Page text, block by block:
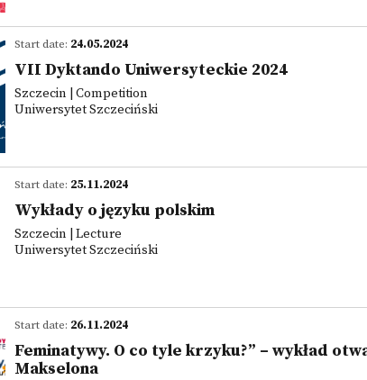
Start date: 24.05.2024
VII Dyktando Uniwersyteckie 2024
Szczecin | Competition
Uniwersytet Szczeciński
Start date: 25.11.2024
Wykłady o języku polskim
Szczecin | Lecture
Uniwersytet Szczeciński
Start date: 26.11.2024
Feminatywy. O co tyle krzyku?” – wykład
Makselona